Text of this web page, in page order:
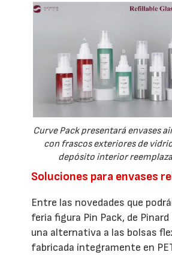
Curve Pack presentará envases
con frascos exteriores de
depósito interior
Soluciones para envases
Entre las novedades que
feria figura Pin Pack, de
una alternativa a las bolsas
fabricada íntegramente en